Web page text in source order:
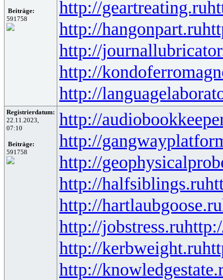
Beiträge:
591758
http://geartreating.ru
http://hangonpart.ru
http://
http://
http://
Registrierdatum:
22.11.2023,
07:10
Beiträge:
591758
http://
http://
http://
http://halfsiblings.ru
http://hartlaubgoose.ru
http://jobstress.ru
http://kerbweight.ru
http://